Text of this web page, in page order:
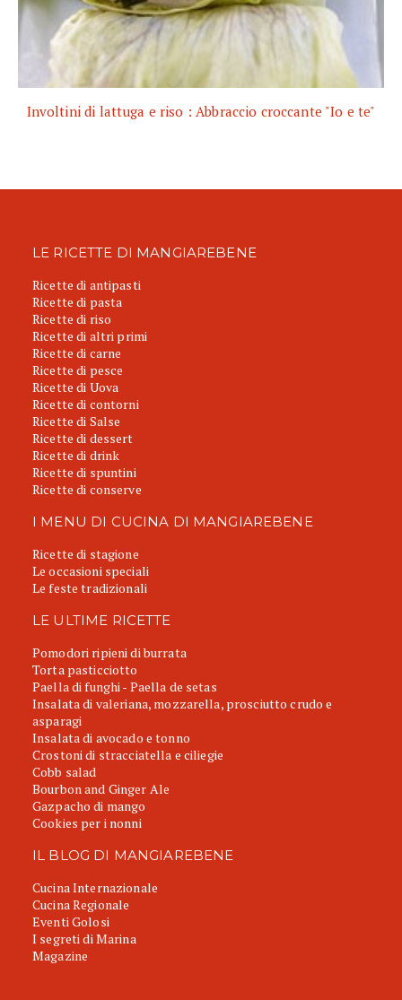
Involtini di lattuga e riso : Abbraccio croccante "Io e te"
LE RICETTE DI MANGIAREBENE
Ricette di antipasti
Ricette di pasta
Ricette di riso
Ricette di altri primi
Ricette di carne
Ricette di pesce
Ricette di Uova
Ricette di contorni
Ricette di Salse
Ricette di dessert
Ricette di drink
Ricette di spuntini
Ricette di conserve
I MENU DI CUCINA DI MANGIAREBENE
Ricette di stagione
Le occasioni speciali
Le feste tradizionali
LE ULTIME RICETTE
Pomodori ripieni di burrata
Torta pasticciotto
Paella di funghi - Paella de setas
Insalata di valeriana, mozzarella, prosciutto crudo e
asparagi
Insalata di avocado e tonno
Crostoni di stracciatella e ciliegie
Cobb salad
Bourbon and Ginger Ale
Gazpacho di mango
Cookies per i nonni
IL BLOG DI MANGIAREBENE
Cucina Internazionale
Cucina Regionale
Eventi Golosi
I segreti di Marina
Magazine